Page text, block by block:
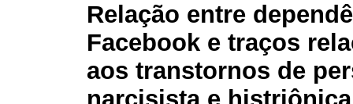
Relação entre
Facebook e traços
aos transtornos de